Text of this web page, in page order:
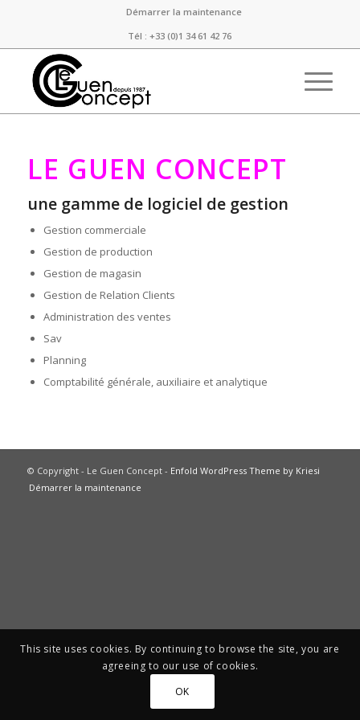
Démarrer la maintenance
Tél : +33 (0)1 34 61 42 76
LE GUEN CONCEPT
une gamme de logiciel de gestion
Gestion commerciale
Gestion de production
Gestion de magasin
Gestion de Relation Clients
Administration des ventes
Sav
Planning
Comptabilité générale, auxiliaire et analytique
© Copyright - Le Guen Concept - Enfold WordPress Theme by Kriesi
Démarrer la maintenance
This site uses cookies. By continuing to browse the site, you are
agreeing to our use of cookies.
OK